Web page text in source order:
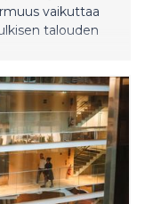
vaikuttaa
talouden